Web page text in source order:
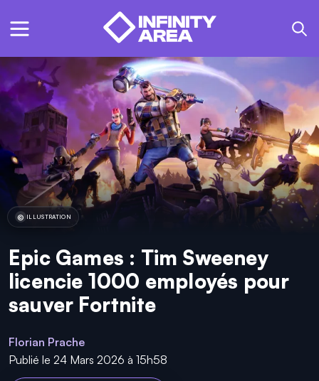
ILLUSTRATION
Epic Games : Tim Sweeney
licencie 1000 employés pour
sauver Fortnite
Florian Prache
Publié le 24 Mars 2026 à 15h58